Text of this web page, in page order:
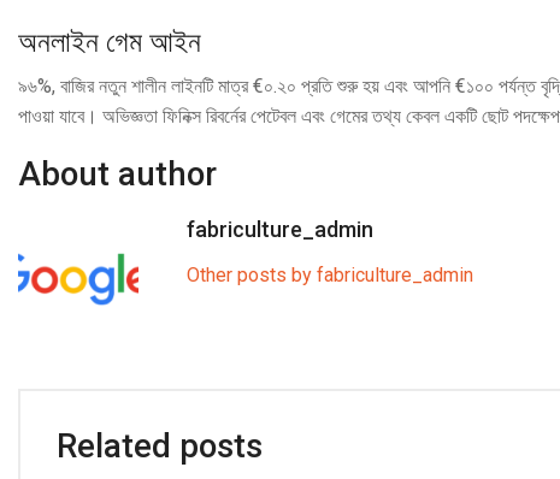
অনলাইন গেম আইন
৯৬%, বাজির নতুন শালীন লাইনটি মাত্র €০.২০ প্রতি শুরু হয় এবং আপনি €১০০ পর্যন্ত
পাওয়া যাবে। অভিজ্ঞতা ফিনিক্স রিবর্নের পেটেবল এবং গেমের তথ্য কেবল একটি ছোট
About author
fabriculture_admin
Other posts by fabriculture_admin
Related posts